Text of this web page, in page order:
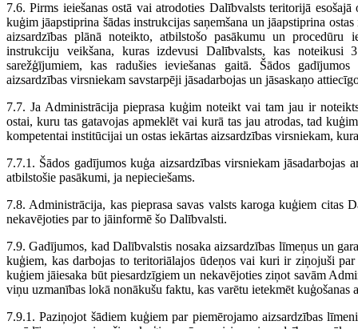
7.6. Pirms ieiešanas ostā vai atrodoties Dalībvalsts teritorijā
kuģim jāapstiprina šādas instrukcijas saņemšana un jāapstiprina
aizsardzības plānā noteikto, atbilstošo pasākumu un procedūru
instrukciju veikšana, kuras izdevusi Dalībvalsts, kas
sarežģījumiem, kas radušies ieviešanas gaitā. Šādos
aizsardzības virsniekam savstarpēji jāsadarbojas un jāsaskaņo
7.7. Ja Administrācija pieprasa kuģim noteikt vai tam jau ir
ostai, kuru tas gatavojas apmeklēt vai kurā tas jau atrodas, tad
kompetentai institūcijai un ostas iekārtas aizsardzības virsniekam,
7.7.1. Šādos gadījumos kuģa aizsardzības virsniekam jāsadarbojas
atbilstošie pasākumi, ja nepieciešams.
7.8. Administrācija, kas pieprasa savas valsts karoga kuģiem citas
nekavējoties par to jāinformē šo Dalībvalsti.
7.9. Gadījumos, kad Dalībvalstis nosaka aizsardzības līmeņus un
kuģiem, kas darbojas to teritoriālajos ūdeņos vai kuri ir ziņojuši
kuģiem jāiesaka būt piesardzīgiem un nekavējoties ziņot savām
viņu uzmanības lokā nonākušu faktu, kas varētu ietekmēt kuģošanas
7.9.1. Paziņojot šādiem kuģiem par piemērojamo aizsardzības